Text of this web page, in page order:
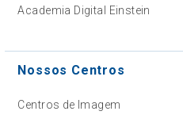
Academia Digital Einstein
Nossos Centros
Centros de Imagem